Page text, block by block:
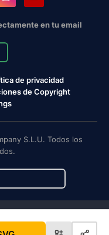
en tu email
de privacidad
de Copyright
S.L.U. Todos los